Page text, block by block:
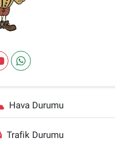
Hava Durumu
Trafik Durumu